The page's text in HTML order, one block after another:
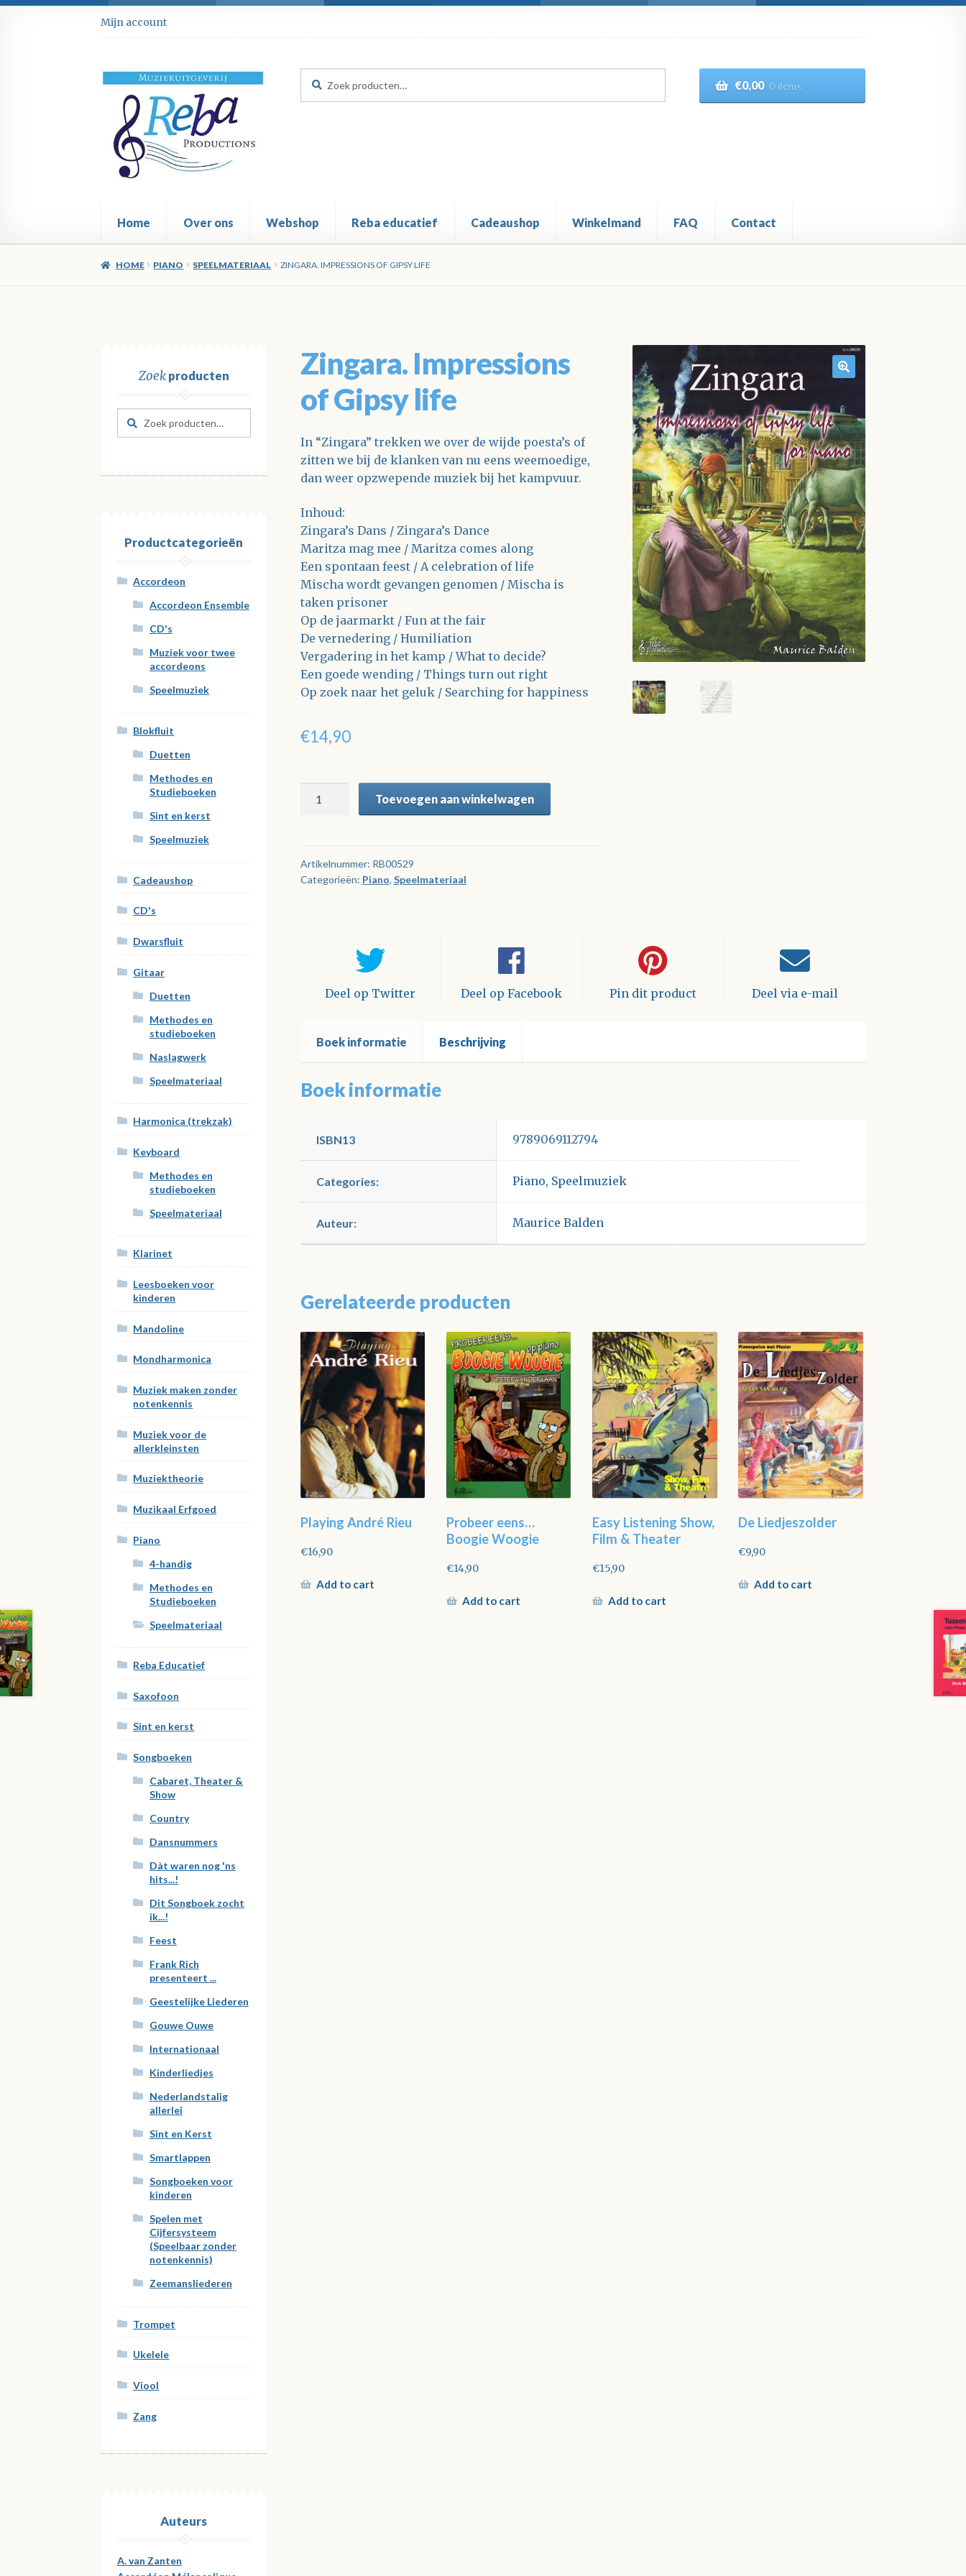
Ga
door
navigatie
Ga
direct
de
inhoud
Mijn account
naar:
€0,00 0 items
Home Over ons Webshop Reba educatief Cadeaushop Winkelmand FAQ Contact
HOME PIANO SPEELMATERIAAL ZINGARA. IMPRESSIONS OF GIPSY LIFE
Zingara. Impressions
of Gipsy life
In “Zingara” trekken we over de wijde poesta’s of
zitten we bij de klanken van nu eens weemoedige,
dan weer opzwepende muziek bij het kampvuur.
Inhoud:
Zingara’s Dans / Zingara’s Dance
Maritza mag mee / Maritza comes along
Een spontaan feest / A celebration of life
Mischa wordt gevangen genomen / Mischa is
taken prisoner
Op de jaarmarkt / Fun at the fair
De vernedering / Humiliation
Vergadering in het kamp / What to decide?
Een goede wending / Things turn out right
Op zoek naar het geluk / Searching for happiness
€14,90
Gipsy
life
aantal
Toevoegen aan winkelwagen
Artikelnummer: RB00529
Categorieën: Piano, Speelmateriaal
Deel op Twitter Deel op Facebook Pin dit product Deel via e-mail
Boek informatie Beschrijving
Boek informatie
ISBN13 9789069112794
Categories: Piano, Speelmuziek
Auteur: Maurice Balden
Gerelateerde producten
Playing André Rieu
€16,90
Add to cart
Probeer eens…
Boogie Woogie
€14,90
Add to cart
Easy Listening Show,
Film & Theater
€15,90
Add to cart
De Liedjeszolder
€9,90
Add to cart
Zoekproducten
Zoeken
naar:
Zoeken
Productcategorieën
Accordeon
Accordeon Ensemble
CD's
Muziek voor twee
accordeons
Speelmuziek
Blokfluit
Duetten
Methodes en
Studieboeken
Sint en kerst
Speelmuziek
Cadeaushop
CD's
Dwarsfluit
Gitaar
Duetten
Methodes en
studieboeken
Naslagwerk
Speelmateriaal
Harmonica (trekzak)
Keyboard
Methodes en
studieboeken
Speelmateriaal
Klarinet
Leesboeken voor
kinderen
Mandoline
Mondharmonica
Muziek maken zonder
notenkennis
Muziek voor de
allerkleinsten
Muziektheorie
Muzikaal Erfgoed
Piano
4-handig
Methodes en
Studieboeken
Speelmateriaal
Reba Educatief
Saxofoon
Sint en kerst
Songboeken
Cabaret, Theater &
Show
Country
Dansnummers
Dàt waren nog 'ns
hits...!
Dit Songboek zocht
ik...!
Feest
Frank Rich
presenteert ...
Geestelijke Liederen
Gouwe Ouwe
Internationaal
Kinderliedjes
Nederlandstalig
allerlei
Sint en Kerst
Smartlappen
Songboeken voor
kinderen
Spelen met
Cijfersysteem
(Speelbaar zonder
notenkennis)
Zeemansliederen
Trompet
Ukelele
Viool
Zang
Auteurs
A. van Zanten